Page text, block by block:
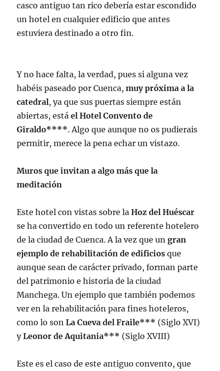
casco antiguo tan rico debería estar escondido
un hotel en cualquier edificio que antes
estuviera destinado a otro fin.
Y no hace falta, la verdad, pues si alguna vez
habéis paseado por Cuenca,muy próxima a la
catedral, ya que sus puertas siempre están
abiertas, está el Hotel Convento de
Giraldo****. Algo que aunque no os pudierais
permitir, merece la pena echar un vistazo.
Muros que invitan a algo más que la
meditación
Este hotel con vistas sobre la Hoz del Huéscar
se ha convertido en todo un referente hotelero
de la ciudad de Cuenca. A la vez que ungran
ejemplo de rehabilitación de edificios que
aunque sean de carácter privado, forman parte
del patrimonio e historia de la ciudad
Manchega. Un ejemplo que también podemos
ver en la rehabilitación para fines hoteleros,
como lo sonLa Cueva del Fraile*** (Siglo XVI)
yLeonor de Aquitania*** (Siglo XVIII)
Este es el caso de este antiguo convento, que